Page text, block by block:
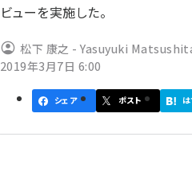
ビューを実施した。
松下 康之 - Yasuyuki
2019年3月7日 6:00
シェア ポスト